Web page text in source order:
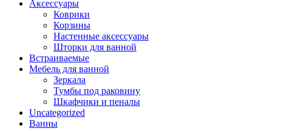
Аксессуары
Коврики
Корзины
Настенные аксессуары
Шторки для ванной
Встраиваемые
Мебель для ванной
Зеркала
Тумбы под раковину
Шкафчики и пеналы
Uncategorized
Ванны